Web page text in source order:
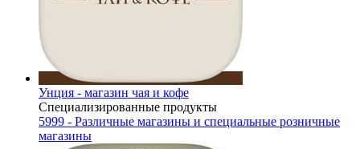
Унция - магазин чая и кофе
Специализированные продукты
5999 - Различные магазины и специальные розничные
магазины